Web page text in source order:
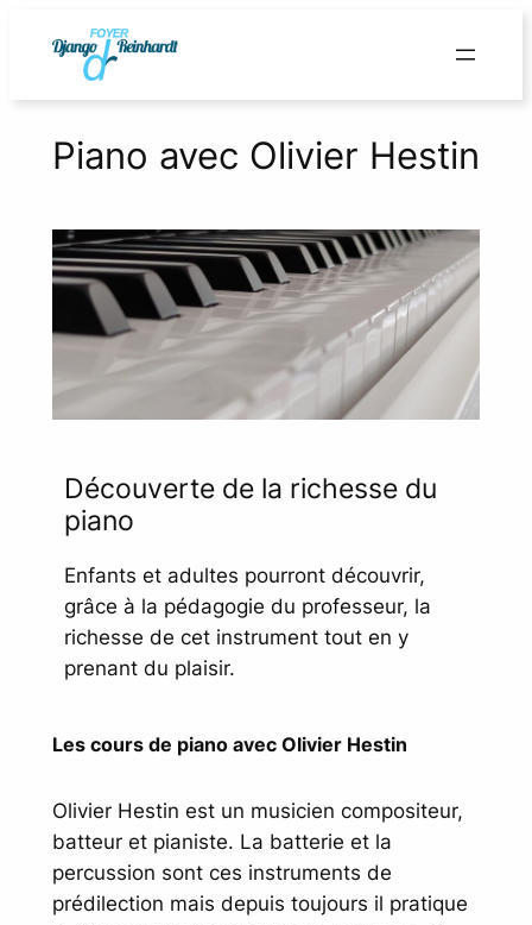
Piano avec Olivier Hestin
Découverte de la richesse du
piano
Enfants et adultes pourront découvrir,
grâce à la pédagogie du professeur, la
richesse de cet instrument tout en y
prenant du plaisir.
Les cours de piano avec Olivier Hestin
Olivier Hestin est un musicien compositeur,
batteur et pianiste. La batterie et la
percussion sont ces instruments de
prédilection mais depuis toujours il pratique